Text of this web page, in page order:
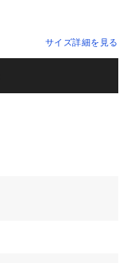
サイズ詳細を見る